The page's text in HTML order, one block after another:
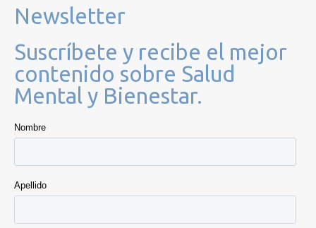
Newsletter
Suscríbete y recibe el mejor
contenido sobre Salud
Mental y Bienestar.